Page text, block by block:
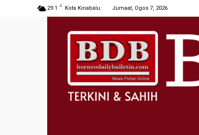
29.1 C Kota Kinabalu Jumaat, Ogos 7, 2026